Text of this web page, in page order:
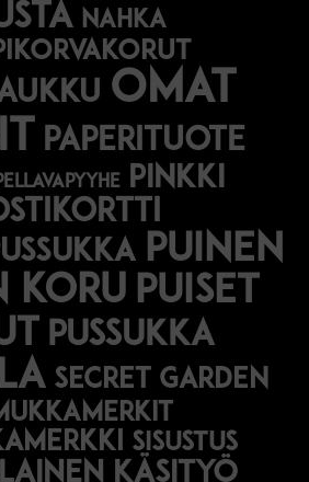
nahka
omat
paperituote
pinkki
puinen
koru puiset
pussukka
secret garden
sisustus
käsityö